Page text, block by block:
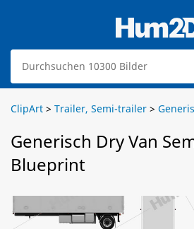
ClipArt > Trailer, Semi-trailer >
Generisch Dry Van
Blueprint